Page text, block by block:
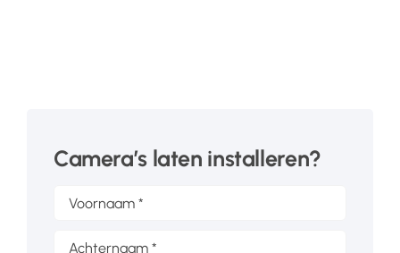
Camera’s laten installeren?